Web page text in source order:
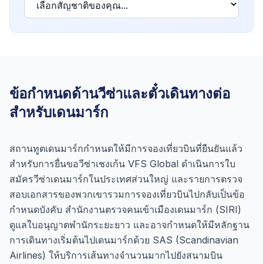
ข้อกำหนดด้านวีซ่าและตั๋วเดินทางต่อ
สำหรับเดนมาร์ก
สถานทูตเดนมาร์กกำหนดให้มีการจองเที่ยวบินที่ยืนยันแล้ว
สำหรับการยื่นขอวีซ่าเชงเก้น VFS Global ดำเนินการใบ
สมัครวีซ่าเดนมาร์กในประเทศส่วนใหญ่ และรายการตรวจ
สอบเอกสารของพวกเขารวมการจองเที่ยวบินไปกลับเป็นข้อ
กำหนดบังคับ สำนักงานตรวจคนเข้าเมืองเดนมาร์ก (SIRI)
ดูแลใบอนุญาตพำนักระยะยาว และอาจกำหนดให้มีหลักฐาน
การเดินทางเริ่มต้นไปเดนมาร์กด้วย SAS (Scandinavian
Airlines) ให้บริการเส้นทางจำนวนมากไปยังสนามบิน